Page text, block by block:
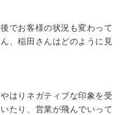
でお客様の状況も変わって
、稲田さんはどのように見
はりネガティブな印象を受
たり、営業が飛んでいって